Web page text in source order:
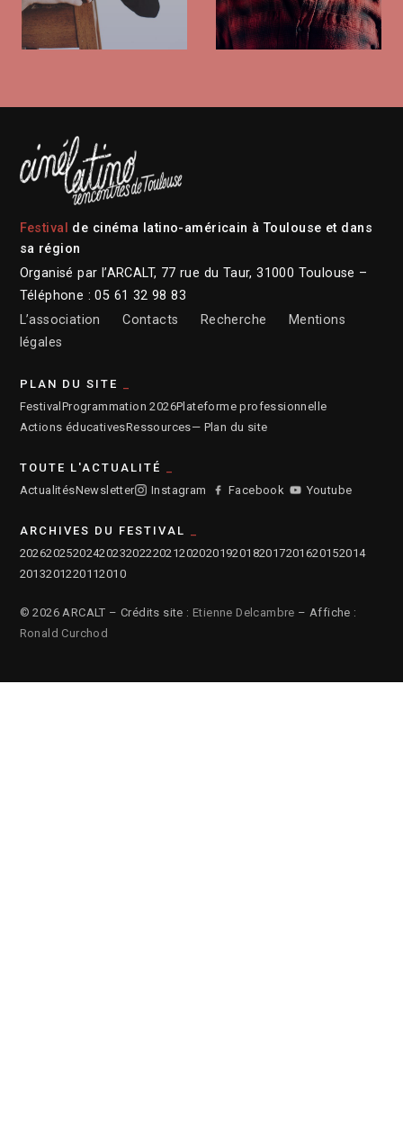
Festival
de cinéma latino-américain à Toulouse et dans
sa région
Organisé par l’ARCALT, 77 rue du Taur, 31000 Toulouse –
Téléphone : 05 61 32 98 83
L’association
Contacts Recherche
Mentions
légales
PLAN DU SITE
Festival Programmation 2026Plateforme professionnelle
Actions éducativesRessources— Plan du site
TOUTE L'ACTUALITÉ
ActualitésNewsletter Instagram Facebook Youtube
ARCHIVES DU FESTIVAL
2026202520242023202220212020201920182017201620152014
2013201220112010
© 2026 ARCALT – Crédits site : Etienne Delcambre – Affiche :
Ronald Curchod